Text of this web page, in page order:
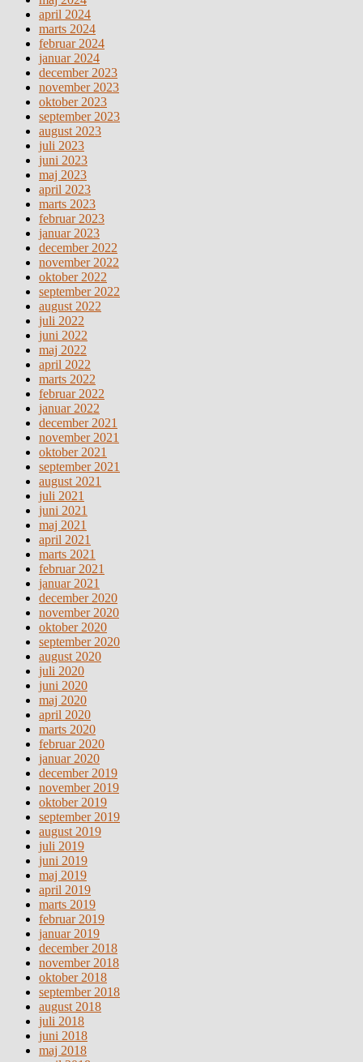
april 2024
marts 2024
februar 2024
januar 2024
december 2023
november 2023
oktober 2023
september 2023
august 2023
juli 2023
juni 2023
maj 2023
april 2023
marts 2023
februar 2023
januar 2023
december 2022
november 2022
oktober 2022
september 2022
august 2022
juli 2022
juni 2022
maj 2022
april 2022
marts 2022
februar 2022
januar 2022
december 2021
november 2021
oktober 2021
september 2021
august 2021
juli 2021
juni 2021
maj 2021
april 2021
marts 2021
februar 2021
januar 2021
december 2020
november 2020
oktober 2020
september 2020
august 2020
juli 2020
juni 2020
maj 2020
april 2020
marts 2020
februar 2020
januar 2020
december 2019
november 2019
oktober 2019
september 2019
august 2019
juli 2019
juni 2019
maj 2019
april 2019
marts 2019
februar 2019
januar 2019
december 2018
november 2018
oktober 2018
september 2018
august 2018
juli 2018
juni 2018
maj 2018